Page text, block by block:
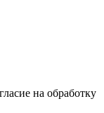
на обработку